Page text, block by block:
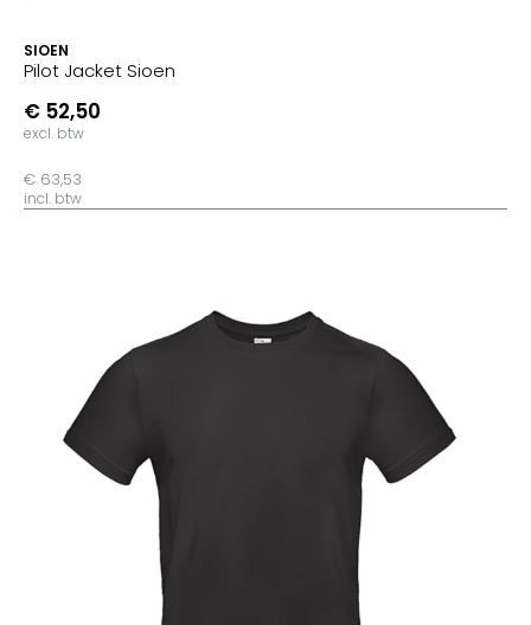
SIOEN
Pilot Jacket Sioen
€ 52,50
excl. btw
€ 63,53
incl. btw